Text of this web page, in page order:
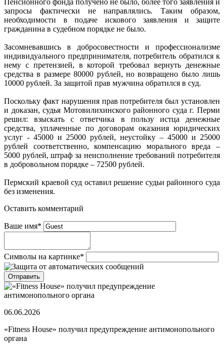
Пенсионного фонда получено не было, более того заявления и
запросы фактически не направлялись. Таким образом,
необходимости в подаче искового заявления и защите
гражданина в судебном порядке не было.
Засомневавшись в добросовестности и профессионализме
индивидуального предпринимателя, потребитель обратился к
нему с претензией, в которой требовал вернуть денежные
средства в размере 80000 рублей, но возвращено было лишь
10000 рублей. За защитой прав мужчина обратился в суд.
Поскольку факт нарушения прав потребителя был установлен
и доказан, судья Мотовилихинского районного суда г. Перми
решил: взыскать с ответчика в пользу истца денежные
средства, уплаченные по договорам оказания юридических
услуг - 45000 и 25000 рублей, неустойку – 45000 и 25000
рублей соответственно, компенсацию морального вреда –
5000 рублей, штраф за неисполнение требований потребителя
в добровольном порядке – 72500 рублей.
Пермский краевой суд оставил решение судьи районного суда
без изменения.
Оставить комментарий
Ваше имя*
Символы на картинке*
06.06.2026
«Fitness House» получил предупреждение антимонопольного
органа